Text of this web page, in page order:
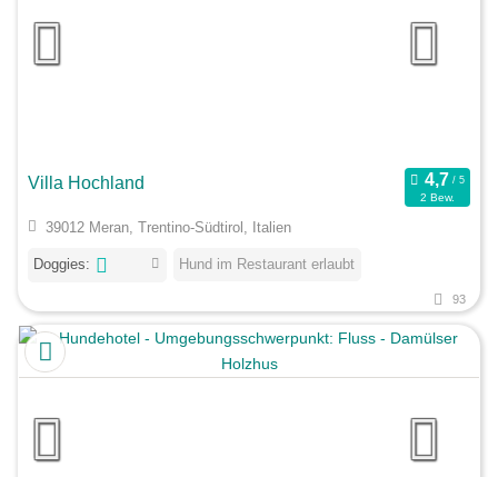
Villa Hochland
2 Bew.
39012 Meran, Trentino-Südtirol, Italien
Doggies: Hund im Restaurant erlaubt
93